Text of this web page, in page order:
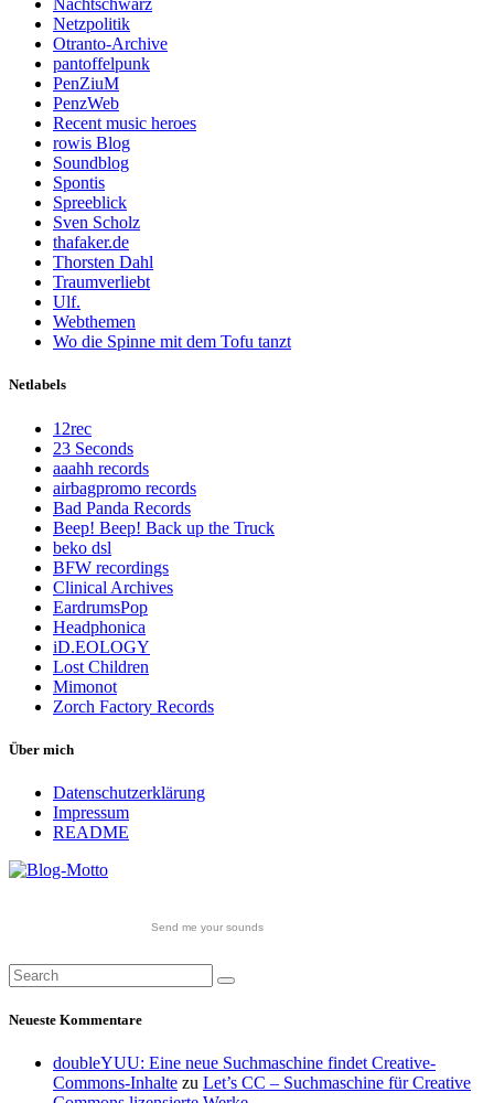
Nachtschwarz
Netzpolitik
Otranto-Archive
pantoffelpunk
PenZiuM
PenzWeb
Recent music heroes
rowis Blog
Soundblog
Spontis
Spreeblick
Sven Scholz
thafaker.de
Thorsten Dahl
Traumverliebt
Ulf.
Webthemen
Wo die Spinne mit dem Tofu tanzt
Netlabels
12rec
23 Seconds
aaahh records
airbagpromo records
Bad Panda Records
Beep! Beep! Back up the Truck
beko dsl
BFW recordings
Clinical Archives
EardrumsPop
Headphonica
iD.EOLOGY
Lost Children
Mimonot
Zorch Factory Records
Über mich
Datenschutzerklärung
Impressum
README
Send me your sounds
Neueste Kommentare
doubleYUU: Eine neue Suchmaschine findet Creative-
Commons-Inhalte zu Let’s CC – Suchmaschine für Creative